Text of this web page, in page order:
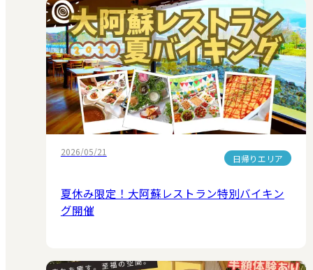
2026/05/21
日帰りエリア
夏休み限定！大阿蘇レストラン特別バイキン
グ開催